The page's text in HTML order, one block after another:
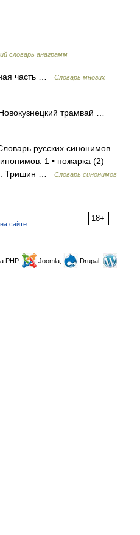
словарь анаграмм
часть …
Словарь многих
трамвай …
русских синонимов.
1 • пожарка (2)
Тришин …
Словарь синонимов
18+
сайте
PHP, Joomla,
Drupal,